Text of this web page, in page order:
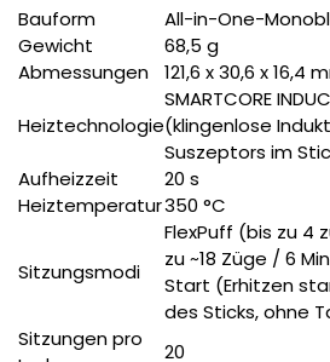
Bauform
All-in-One-
Gewicht
68,5 g
Abmessungen
121,6 x 30,6 x 16,4
Heiztechnologie
SMARTCORE
(klingenlose
Suszeptors im
Aufheizzeit
20 s
Heiztemperatur350 °C
Sitzungsmodi
FlexPuff (bis zu 4
zu ~18 Züge / 6
Start (Erhitzen
des Sticks, ohne
Sitzungen pro
20